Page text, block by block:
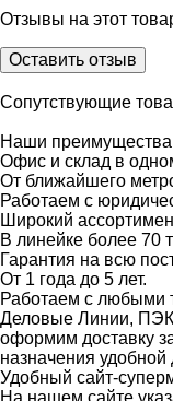
Отзывы на этот
Оставить отзыв
Сопутствующие
Наши
Офис и склад в
От ближайшего
Работаем с
Широкий
В линейке более 70
Гарантия на всю
От 1 года до 5 лет.
Работаем с любыми
Деловые Линии,
оформим доставку
назначения удобной
Удобный сайт-
На нашем сайте